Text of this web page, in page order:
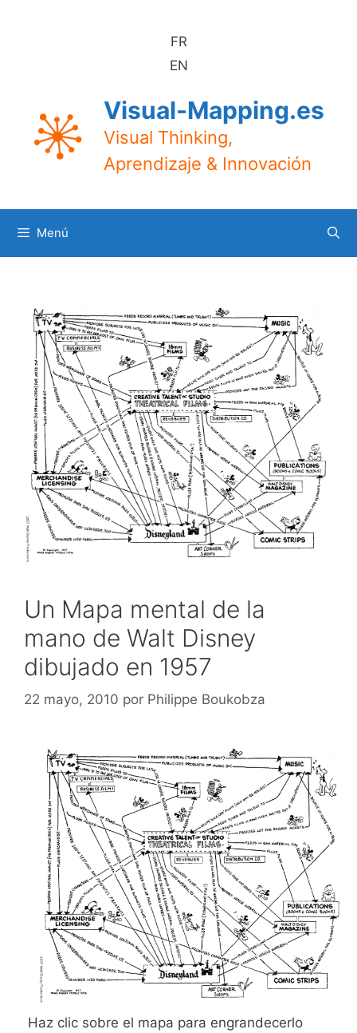
FR
EN
Visual-Mapping.es
Visual Thinking,
Aprendizaje & Innovación
Menú
Un Mapa mental de la
mano de Walt Disney
dibujado en 1957
22 mayo, 2010 por Philippe Boukobza
Haz clic sobre el mapa para engrandecerlo